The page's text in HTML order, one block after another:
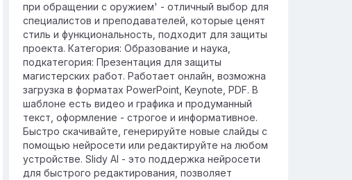
обращении с оружием
Безопасность при обращении с оружием
жизненно важна для предотвращения
несчастных случаев и обеспечения
безопасности всех участников.
Соблюдение правил безопасности помогает
снизить риски и способствует
ответственному использованию оружия в
любых условиях.
при обращении с оружием' - отличный выбор для
специалистов и преподавателей, которые ценят
стиль и функциональность, подходит для защиты
проекта. Категория: Образование и наука,
подкатегория: Презентация для защиты
магистерских работ. Работает онлайн, возможна
загрузка в форматах PowerPoint, Keynote, PDF. В
шаблоне есть видео и графика и продуманный
текст, оформление - строгое и информативное.
Быстро скачивайте, генерируйте новые слайды с
помощью нейросети или редактируйте на любом
устройстве. Slidy AI - это поддержка нейросети
для быстрого редактирования, позволяет